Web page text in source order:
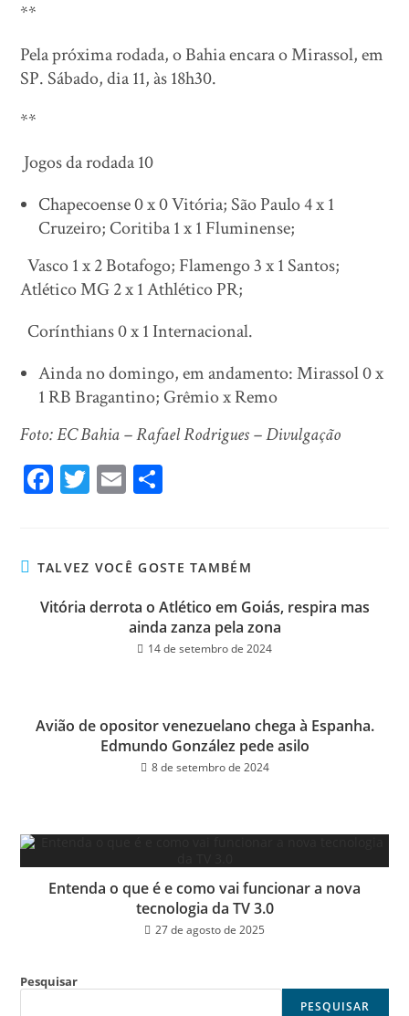
**
Pela próxima rodada, o Bahia encara o Mirassol, em
SP. Sábado, dia 11, às 18h30.
**
Jogos da rodada 10
Chapecoense 0 x 0 Vitória; São Paulo 4 x 1
Cruzeiro; Coritiba 1 x 1 Fluminense;
Vasco 1 x 2 Botafogo; Flamengo 3 x 1 Santos;
Atlético MG 2 x 1 Athlético PR;
Corínthians 0 x 1 Internacional.
Ainda no domingo, em andamento: Mirassol 0 x
1 RB Bragantino; Grêmio x Remo
Foto: EC Bahia – Rafael Rodrigues – Divulgação
Fa
ok
T
er
E
TALVEZ VOCÊ GOSTE TAMBÉM
Vitória derrota o Atlético em Goiás, respira mas
ainda zanza pela zona
14 de setembro de 2024
Avião de opositor venezuelano chega à Espanha.
Edmundo González pede asilo
8 de setembro de 2024
Entenda o que é e como vai funcionar a nova
tecnologia da TV 3.0
27 de agosto de 2025
Pesquisar
PESQUISAR